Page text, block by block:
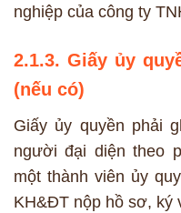
nghiệp của công ty
2.1.3. Giấy ủy
(nếu có)
Giấy ủy quyền phải
người đại diện theo
một thành viên ủy
KH&ĐT nộp hồ sơ, ký